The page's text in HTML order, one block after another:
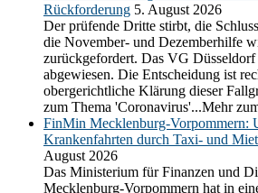
Rückforderung 5. August 2026
Der prüfende Dritte stirbt, die
die November- und Dezemberhilfe
zurückgefordert. Das VG
abgewiesen. Die Entscheidung ist
obergerichtliche Klärung dieser
zum Thema 'Coronavirus'...Mehr
FinMin Mecklenburg-Vorpommern:
Krankenfahrten durch Taxi- und
August 2026
Das Ministerium für Finanzen und
Mecklenburg-Vorpommern hat in